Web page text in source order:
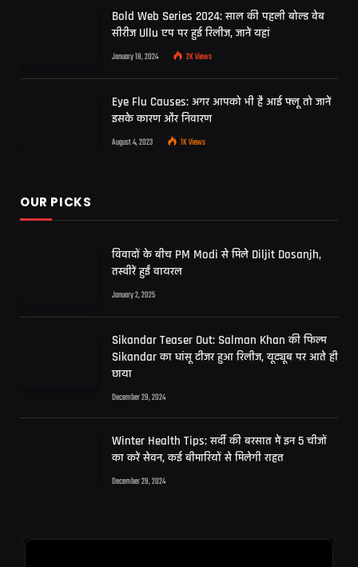
Bold Web Series 2024: साल की पहली बोल्ड वेब
सीरीज Ullu एप पर हुई रिलीज, जानें यहां
January 18, 2024 2KViews
Eye Flu Causes: अगर आपको भी है आई फ्लू तो जानें
इसके कारण और निवारण
August 4, 2023 1KViews
OUR PICKS
विवादों के बीच PM Modi से मिले Diljit Dosanjh,
तस्वीरें हुईं वायरल
January 2, 2025
Sikandar Teaser Out: Salman Khan की फिल्म
Sikandar का धांसू टीजर हुआ रिलीज, यूट्यूब पर आते ही
छाया
December 29, 2024
Winter Health Tips: सर्दी की बरसात में इन 5 चीजों
का करें सेवन, कई बीमारियों से मिलेगी राहत
December 29, 2024